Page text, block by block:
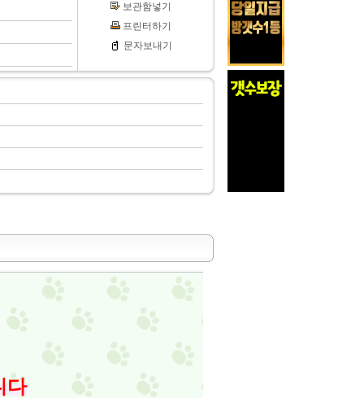
보관함넣기
프린터하기
문자보내기
다